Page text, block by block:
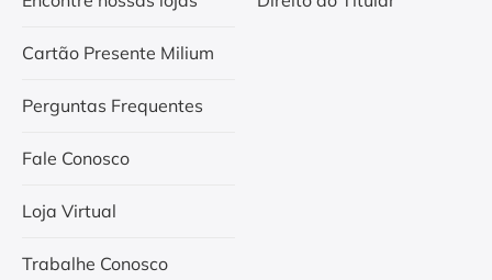
Cartão Presente Milium
Perguntas Frequentes
Fale Conosco
Loja Virtual
Trabalhe Conosco